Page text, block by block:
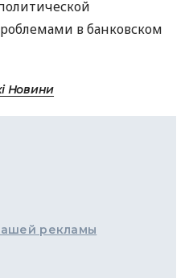
в банковском
Новини
рекламы